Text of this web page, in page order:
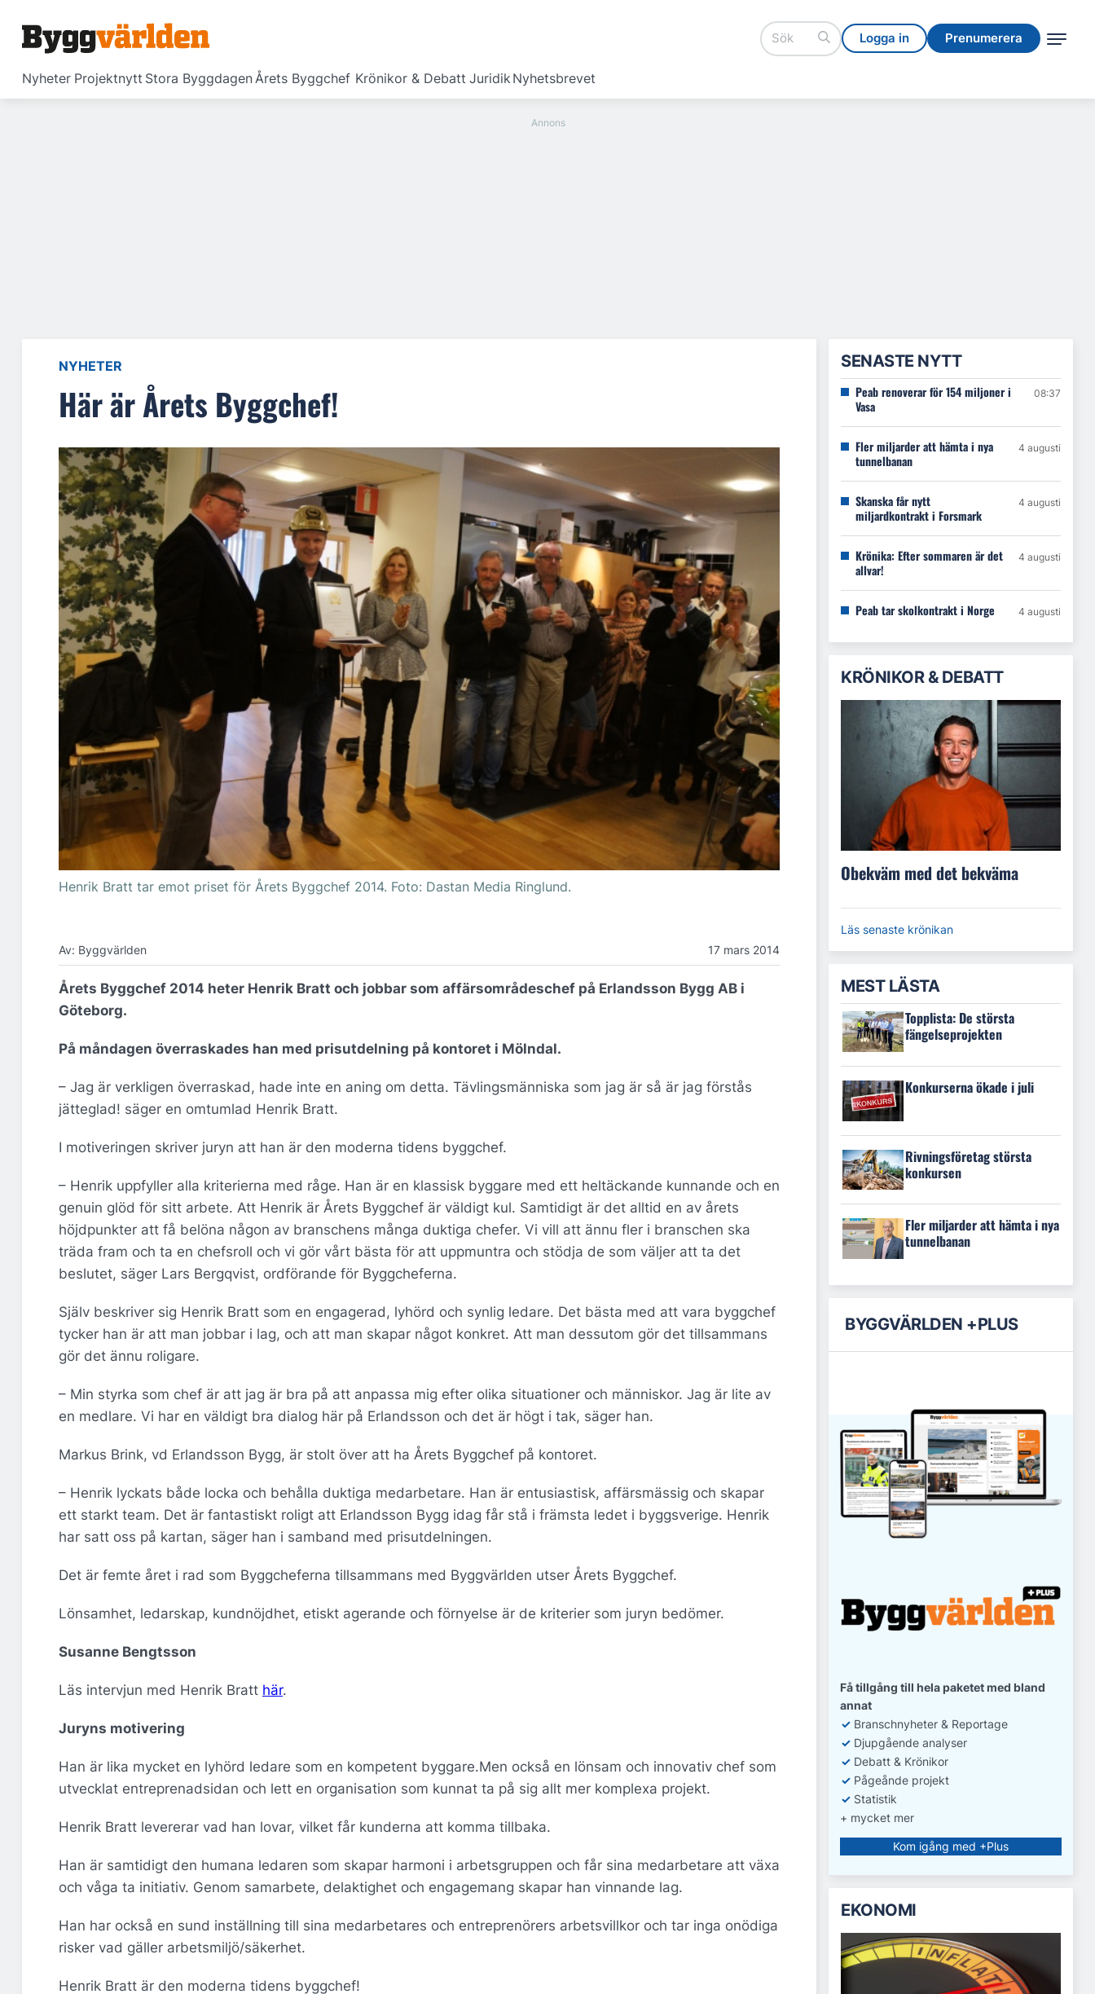
Logga in Prenumerera
Nyheter Projektnytt Stora ByggdagenÅrets Byggchef Krönikor & Debatt JuridikNyhetsbrevet
Logga in Prenumerera
NYHETER
Här är Årets Byggchef!
Henrik Bratt tar emot priset för Årets Byggchef 2014. Foto: Dastan Media Ringlund.
Av: Byggvärlden 17 mars 2014
Årets Byggchef 2014 heter Henrik Bratt och jobbar som affärsområdeschef på Erlandsson Bygg AB i
Göteborg.
På måndagen överraskades han med prisutdelning på kontoret i Mölndal.
– Jag är verkligen överraskad, hade inte en aning om detta. Tävlingsmänniska som jag är så är jag förstås
jätteglad! säger en omtumlad Henrik Bratt.
I motiveringen skriver juryn att han är den moderna tidens byggchef.
– Henrik uppfyller alla kriterierna med råge. Han är en klassisk byggare med ett heltäckande kunnande och en
genuin glöd för sitt arbete. Att Henrik är Årets Byggchef är väldigt kul. Samtidigt är det alltid en av årets
höjdpunkter att få belöna någon av branschens många duktiga chefer. Vi vill att ännu fler i branschen ska
träda fram och ta en chefsroll och vi gör vårt bästa för att uppmuntra och stödja de som väljer att ta det
beslutet, säger Lars Bergqvist, ordförande för Byggcheferna.
Själv beskriver sig Henrik Bratt som en engagerad, lyhörd och synlig ledare. Det bästa med att vara byggchef
tycker han är att man jobbar i lag, och att man skapar något konkret. Att man dessutom gör det tillsammans
gör det ännu roligare.
– Min styrka som chef är att jag är bra på att anpassa mig efter olika situationer och människor. Jag är lite av
en medlare. Vi har en väldigt bra dialog här på Erlandsson och det är högt i tak, säger han.
Markus Brink, vd Erlandsson Bygg, är stolt över att ha Årets Byggchef på kontoret.
– Henrik lyckats både locka och behålla duktiga medarbetare. Han är entusiastisk, affärsmässig och skapar
ett starkt team. Det är fantastiskt roligt att Erlandsson Bygg idag får stå i främsta ledet i byggsverige. Henrik
har satt oss på kartan, säger han i samband med prisutdelningen.
Det är femte året i rad som Byggcheferna tillsammans med Byggvärlden utser Årets Byggchef.
Lönsamhet, ledarskap, kundnöjdhet, etiskt agerande och förnyelse är de kriterier som juryn bedömer.
Susanne Bengtsson
Läs intervjun med Henrik Bratt här.
Juryns motivering
Han är lika mycket en lyhörd ledare som en kompetent byggare.Men också en lönsam och innovativ chef som
utvecklat entreprenadsidan och lett en organisation som kunnat ta på sig allt mer komplexa projekt.
Henrik Bratt levererar vad han lovar, vilket får kunderna att komma tillbaka.
Han är samtidigt den humana ledaren som skapar harmoni i arbetsgruppen och får sina medarbetare att växa
och våga ta initiativ. Genom samarbete, delaktighet och engagemang skapar han vinnande lag.
Han har också en sund inställning till sina medarbetares och entreprenörers arbetsvillkor och tar inga onödiga
risker vad gäller arbetsmiljö/säkerhet.
Henrik Bratt är den moderna tidens byggchef!
SENASTE NYTT
Peab renoverar för 154 miljoner i
Vasa
08:37
Fler miljarder att hämta i nya
tunnelbanan
4 augusti
Skanska får nytt
miljardkontrakt i Forsmark
4 augusti
Krönika: Efter sommaren är det
allvar!
4 augusti
Peab tar skolkontrakt i Norge 4 augusti
KRÖNIKOR & DEBATT
Obekväm med det bekväma
Läs senaste krönikan
MEST LÄSTA
Topplista: De största
fängelseprojekten
Konkurserna ökade i juli
Rivningsföretag största
konkursen
Fler miljarder att hämta i nya
tunnelbanan
BYGGVÄRLDEN +PLUS
Få tillgång till hela paketet med bland
annat
✓ Branschnyheter & Reportage
✓ Djupgående analyser
✓ Debatt & Krönikor
✓ Pågeånde projekt
✓ Statistik
+ mycket mer
Kom igång med +Plus
EKONOMI